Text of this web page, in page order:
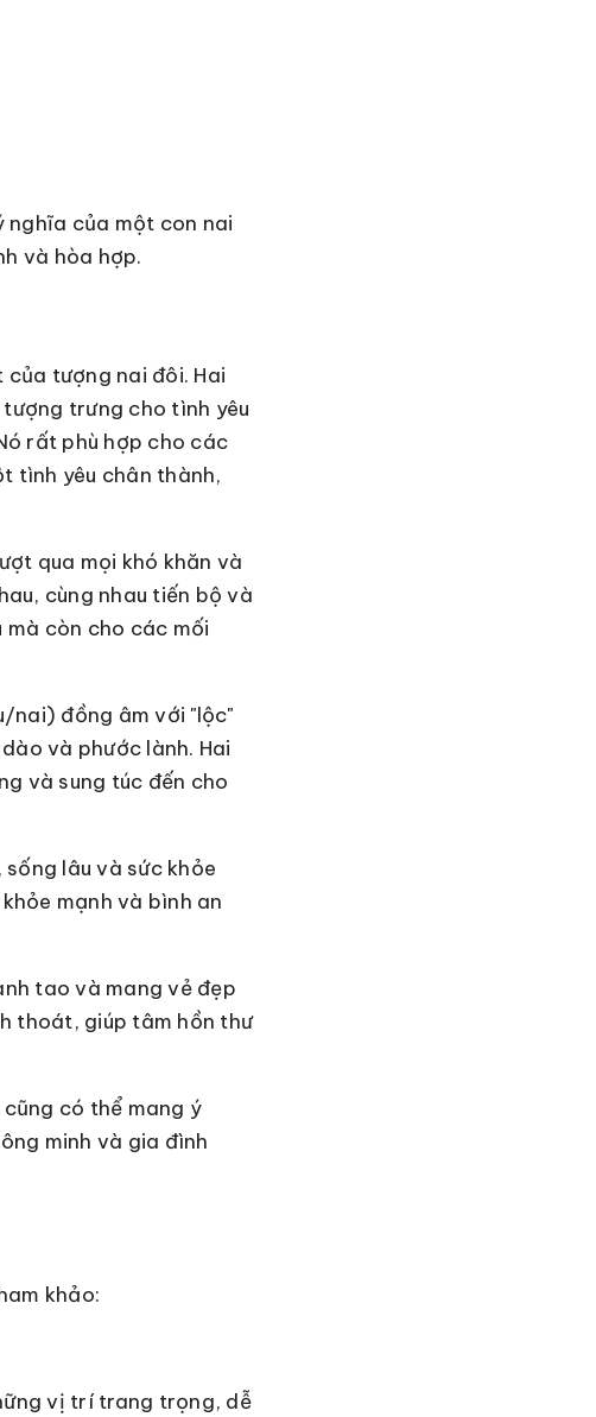
nghĩa của một con nai
và hòa hợp.
tượng nai đôi. Hai
trưng cho tình yêu
rất phù hợp cho các
tình yêu chân thành,
qua mọi khó khăn và
cùng nhau tiến bộ và
còn cho các mối
nai) đồng âm với "lộc"
và phước lành. Hai
và sung túc đến cho
lâu và sức khỏe
mạnh và bình an
tao và mang vẻ đẹp
thoát, giúp tâm hồn thư
có thể mang ý
minh và gia đình
khảo:
vị trí trang trọng, dễ